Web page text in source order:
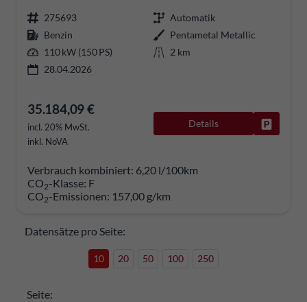
275693
Automatik
Benzin
Pentametal Metallic
110 kW (150 PS)
2 km
28.04.2026
35.184,09 €
incl. 20% MwSt.
inkl. NoVA
Details
Verbrauch kombiniert: 6,20 l/100km
CO2-Klasse: F
CO2-Emissionen: 157,00 g/km
Datensätze pro Seite:
10 20 50 100 250
Seite: